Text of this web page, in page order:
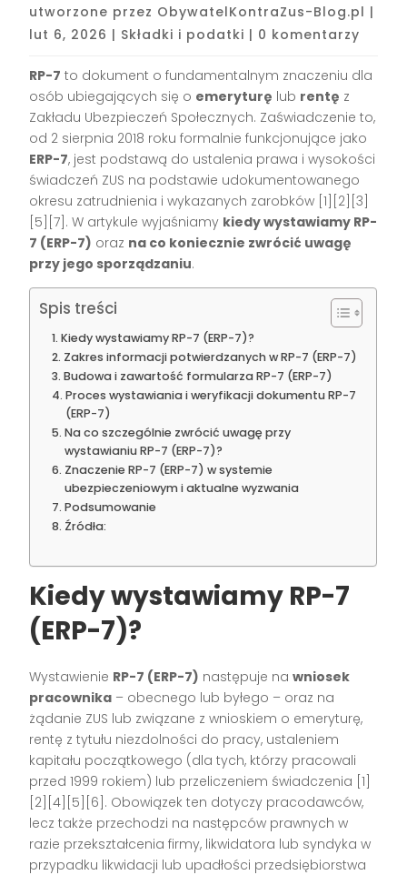
utworzone przez ObywatelKontraZus-Blog.pl |
lut 6, 2026 | Składki i podatki | 0 komentarzy
RP-7 to dokument o fundamentalnym znaczeniu dla
osób ubiegających się o emeryturę lub rentę z
Zakładu Ubezpieczeń Społecznych. Zaświadczenie to,
od 2 sierpnia 2018 roku formalnie funkcjonujące jako
ERP-7, jest podstawą do ustalenia prawa i wysokości
świadczeń ZUS na podstawie udokumentowanego
okresu zatrudnienia i wykazanych zarobków [1][2][3]
[5][7] . W artykule wyjaśniamy kiedy wystawiamy RP-
7 (ERP-7) oraz na co koniecznie zwrócić uwagę
przy jego sporządzaniu.
Spis treści
Kiedy wystawiamy RP-7 (ERP-7)?
Zakres informacji potwierdzanych w RP-7 (ERP-7)
Budowa i zawartość formularza RP-7 (ERP-7)
Proces wystawiania i weryfikacji dokumentu RP-7
(ERP-7)
Na co szczególnie zwrócić uwagę przy
wystawianiu RP-7 (ERP-7)?
Znaczenie RP-7 (ERP-7) w systemie
ubezpieczeniowym i aktualne wyzwania
Podsumowanie
Źródła:
Kiedy wystawiamy RP-7
(ERP-7)?
Wystawienie RP-7 (ERP-7) następuje nawniosek
pracownika – obecnego lub byłego – oraz na
żądanie ZUS lub związane z wnioskiem o emeryturę,
rentę z tytułu niezdolności do pracy, ustaleniem
kapitału początkowego (dla tych, którzy pracowali
przed 1999 rokiem) lub przeliczeniem świadczenia [1]
[2][4][5][6] . Obowiązek ten dotyczy pracodawców,
lecz także przechodzi na następców prawnych w
razie przekształcenia firmy, likwidatora lub syndyka w
przypadku likwidacji lub upadłości przedsiębiorstwa